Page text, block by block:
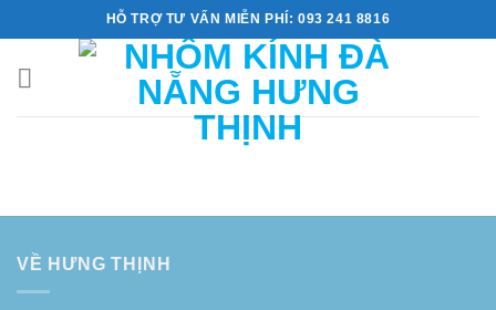
to
content
HỖ TRỢ TƯ VẤN MIỄN PHÍ: 093 241 8816
VỀ HƯNG THỊNH